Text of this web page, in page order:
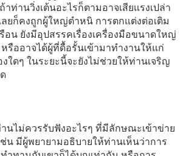
ท่านวิ่งเต้นอะไรก็ตามอาจเสียแรงเปล่า
ลยก็คงถูกผู้ใหญ่ตำหนิ การตกแต่งต่อเติม
อน ยังมีอุปสรรคเรื่องเครื่องมือขนาดใหญ่
หรืออาจได้ผู้ที่ดื้อรั้นเข้ามาทำงานให้แก่
ใดๆ ในระยะนี้จะยังไม่ช่วยให้ท่านเจริญ
นไม่ควรรับฟังอะไรๆ ที่มีลักษณะเข้าข่าย
น มีผู้พยายามอธิบายให้ท่านเห็นว่าการ